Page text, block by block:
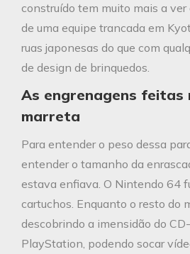
construído tem muito mais a ver
de uma equipe trancada em
ruas japonesas do que com
de design de brinquedos.
As engrenagens feitas
marreta
Para entender o peso dessa
entender o tamanho da
estava enfiava. O Nintendo 64
cartuchos. Enquanto o resto do
descobrindo a imensidão do
PlayStation, podendo socar